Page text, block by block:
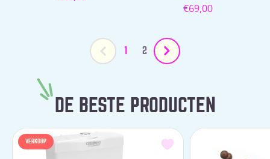
Normale
€69,00
1 2
DE BESTE PRODUCTEN
VERKOOP